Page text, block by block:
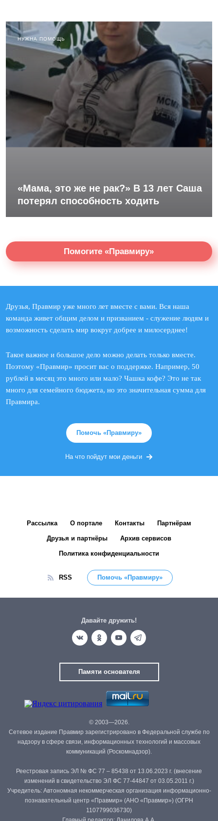
НУЖНА ПОМОЩЬ
«Мама, это же не рак?» В 13 лет Саша
потерял способность ходить
Помогите «Правмиру»
Друзья, Правмир уже много лет вместе с вами. Вся наша
команда живет общим делом и призванием - служение людям и
возможность сделать мир вокруг добрее и милосерднее!
Такое важное и большое дело можно делать только вместе.
Поэтому «Правмир» просит вас о поддержке. Например, 50
рублей в месяц это много или мало? Чашка кофе? Это не так
много для семейного бюджета, но это значительная сумма для
Правмира.
Помочь «Правмиру»
На что пойдут мои деньги
Рассылка О портале Контакты Партнёрам
Друзья и партнёры Архив сервисов
Политика конфиденциальности
RSS Помочь «Правмиру»
Давайте дружить!
Памяти основателя
© 2003—2026.
Сетевое издание Правмир зарегистрировано в Федеральной службе по
надзору в сфере связи, информационных технологий и массовых
коммуникаций (Роскомнадзор).
Реестровая запись ЭЛ № ФС 77 – 85438 от 13.06.2023 г. (внесение
изменений в свидетельство ЭЛ ФС 77-44847 от 03.05.2011 г.)
Учредитель: Автономная некоммерческая организация информационно-
познавательный центр «Правмир» (АНО «Правмир») (ОГРН
1107799036730)